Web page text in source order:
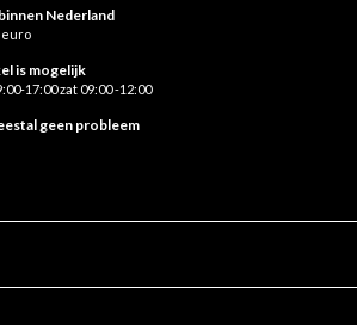
Nederland
euro
is mogelijk
17:00 zat 09:00 -12:00
geen probleem